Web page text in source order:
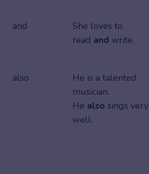
and
She loves to
read and write.
also
He is a talented
musician.
He also sings very
well.